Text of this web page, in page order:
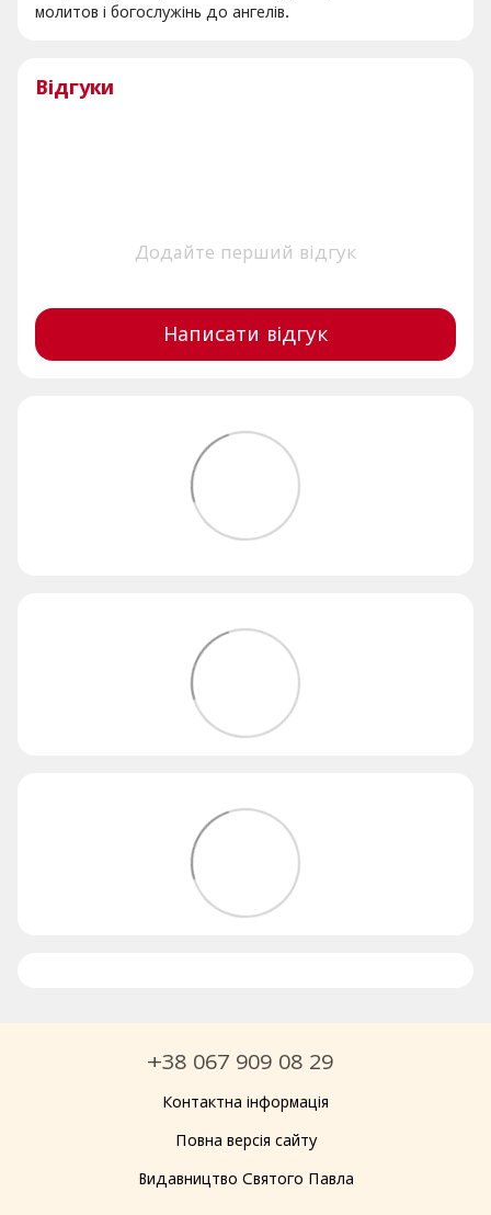
молитов і богослужінь до ангелів.
Відгуки
Додайте перший відгук
Написати відгук
+38 067 909 08 29
Контактна інформація
Повна версія сайту
Видавництво Святого Павла